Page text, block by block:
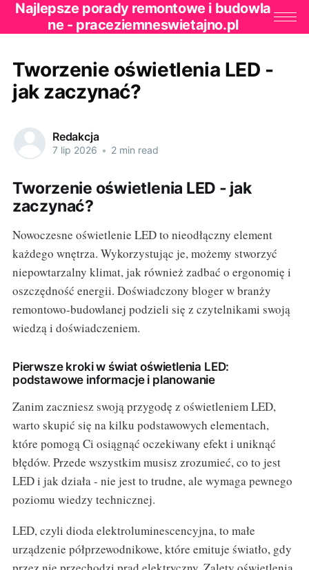
Najlepsze porady remontowe i budowla
ne - praceziemneswietajno.pl
Tworzenie oświetlenia LED -
jak zaczynać?
Redakcja
7 lip 2026 • 2 min read
Tworzenie oświetlenia LED - jak
zaczynać?
Nowoczesne oświetlenie LED to nieodłączny element
każdego wnętrza. Wykorzystując je, możemy stworzyć
niepowtarzalny klimat, jak również zadbać o ergonomię i
oszczędność energii. Doświadczony bloger w branży
remontowo-budowlanej podzieli się z czytelnikami swoją
wiedzą i doświadczeniem.
Pierwsze kroki w świat oświetlenia LED:
podstawowe informacje i planowanie
Zanim zaczniesz swoją przygodę z oświetleniem LED,
warto skupić się na kilku podstawowych elementach,
które pomogą Ci osiągnąć oczekiwany efekt i uniknąć
błędów. Przede wszystkim musisz zrozumieć, co to jest
LED i jak działa - nie jest to trudne, ale wymaga pewnego
poziomu wiedzy technicznej.
LED, czyli dioda elektroluminescencyjna, to małe
urządzenie półprzewodnikowe, które emituje światło, gdy